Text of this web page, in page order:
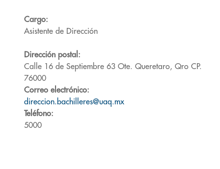
Cargo:
Asistente de Dirección
Dirección postal:
Calle 16 de Septiembre 63 Ote. Queretaro, Qro CP.
76000
Correo electrónico:
direccion.bachilleres@uaq.mx
Teléfono:
5000